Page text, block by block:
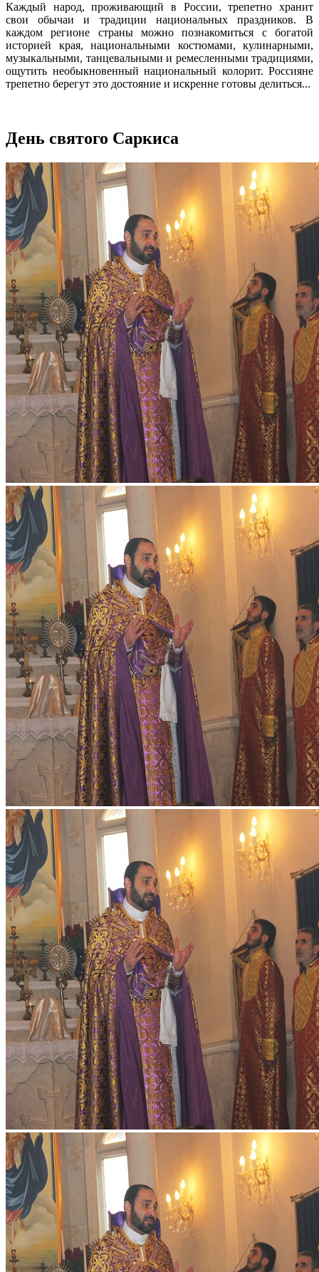
Каждый народ, проживающий в России, трепетно хранит
свои обычаи и традиции национальных праздников. В
каждом регионе страны можно познакомиться с богатой
историей края, национальными костюмами, кулинарными,
музыкальными, танцевальными и ремесленными традициями,
ощутить необыкновенный национальный колорит. Россияне
трепетно берегут это достояние и искренне готовы делиться...
День святого Саркиса